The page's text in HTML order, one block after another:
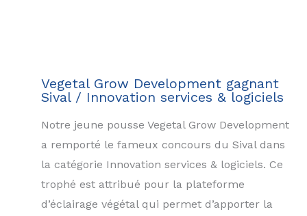
Vegetal Grow Development gagnant
Sival / Innovation services & logiciels
Notre jeune pousse Vegetal Grow Development
a remporté le fameux concours du Sival dans
la catégorie Innovation services & logiciels. Ce
trophé est attribué pour la plateforme
d’éclairage végétal qui permet d’apporter la